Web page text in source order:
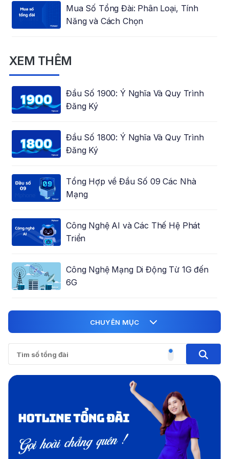
Mua Số Tổng Đài: Phân Loại, Tính
Năng và Cách Chọn
CHUYÊN MỤC
XEM THÊM
Đầu Số 1900: Ý Nghĩa Và Quy Trình
Đăng Ký
Đầu Số 1800: Ý Nghĩa Và Quy Trình
Đăng Ký
Tổng Hợp về Đầu Số 09 Các Nhà
Mạng
Công Nghệ AI và Các Thế Hệ Phát
Triển
Công Nghệ Mạng Di Động Từ 1G đến
6G